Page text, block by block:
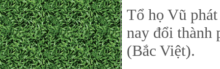
Tổ họ Vũ
nay đổi thành
(Bắc Việt).